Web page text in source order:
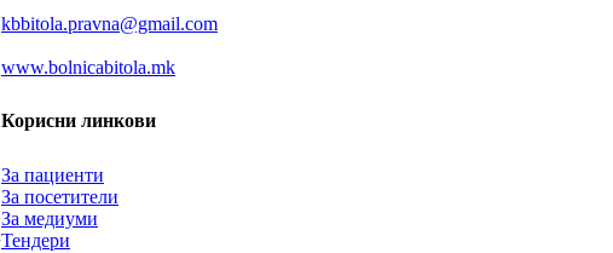
kbbitola.pravna@gmail.com
www.bolnicabitola.mk
Корисни линкови
За пациенти
За посетители
За медиуми
Тендери